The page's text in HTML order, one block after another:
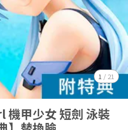
1 / 21
甲少女 短劍 泳裝